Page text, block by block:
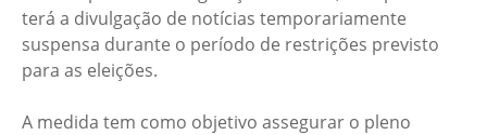
terá a divulgação de notícias temporariamente
suspensa durante o período de restrições previsto
para as eleições.
A medida tem como objetivo assegurar o pleno